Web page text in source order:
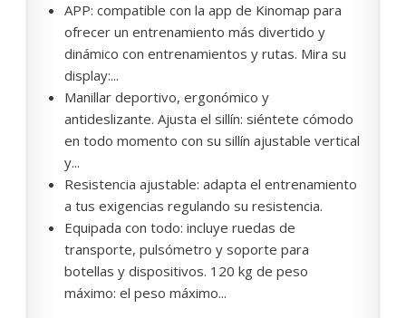
APP: compatible con la app de Kinomap para
ofrecer un entrenamiento más divertido y
dinámico con entrenamientos y rutas. Mira su
display:...
Manillar deportivo, ergonómico y
antideslizante. Ajusta el sillín: siéntete cómodo
en todo momento con su sillín ajustable vertical
y...
Resistencia ajustable: adapta el entrenamiento
a tus exigencias regulando su resistencia.
Equipada con todo: incluye ruedas de
transporte, pulsómetro y soporte para
botellas y dispositivos. 120 kg de peso
máximo: el peso máximo...